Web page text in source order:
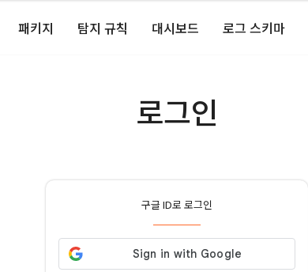
패키지 탐지 규칙 대시보드 로그 스키마
로그인
구글 ID로 로그인